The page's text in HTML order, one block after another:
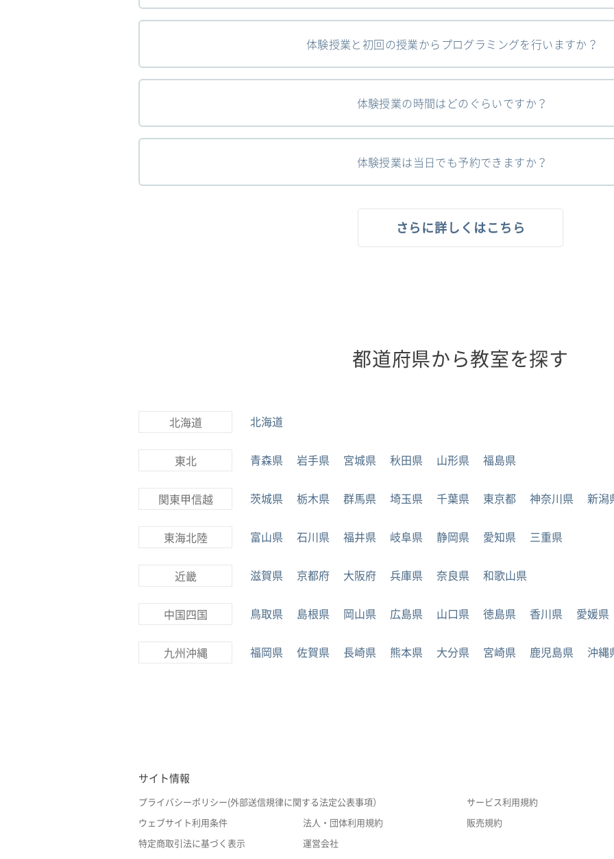
体験授業と初回の授業からプログラミングを行いますか？
体験授業の時間はどのぐらいですか？
体験授業は当日でも予約できますか？
さらに詳しくはこちら
都道府県から教室を探す
北海道 北海道
東北 青森県 岩手県 宮城県 秋田県 山形県 福島県
関東甲信越 茨城県 栃木県 群馬県 埼玉県 千葉県 東京都 神奈川県 新潟
東海北陸 富山県 石川県 福井県 岐阜県 静岡県 愛知県 三重県
近畿 滋賀県 京都府 大阪府 兵庫県 奈良県 和歌山県
中国四国 鳥取県 島根県 岡山県 広島県 山口県 徳島県 香川県 愛媛県
九州沖縄 福岡県 佐賀県 長崎県 熊本県 大分県 宮崎県 鹿児島県 沖縄
サイト情報
プライバシーポリシー(外部送信規律に関する法定公表事項） サービス利用規約
ウェブサイト利用条件 法人・団体利用規約 販売規約
特定商取引法に基づく表示 運営会社